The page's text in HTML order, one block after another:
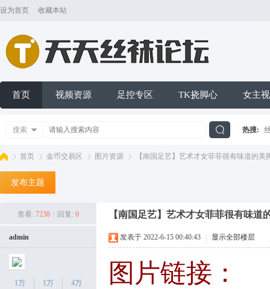
设为首页 收藏本站
首页 视频资源 足控专区 TK挠脚心 女主
搜索 热搜:
首页 金币交易区 图片资源 【南国足艺】艺术才女菲菲很有味道的美
发布主题
查看: 7238 回复: 0 【南国足艺】艺术才女菲菲很有味道
admin
1万
1万
4万
发表于 2022-6-15 00:40:43 显示全部楼层
图片链接：